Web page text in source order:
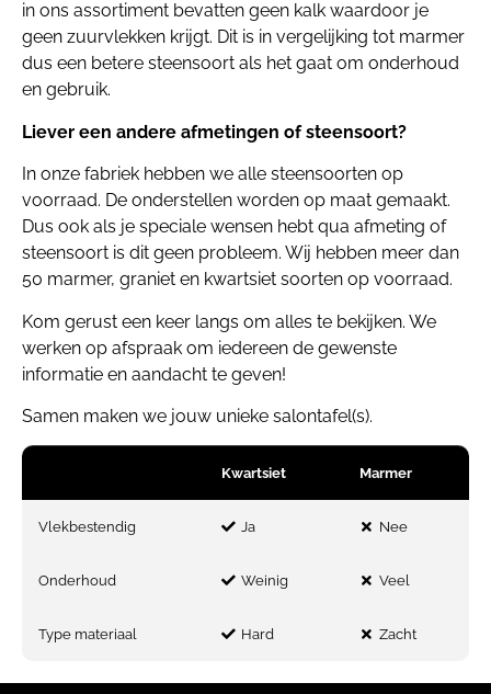
in ons assortiment bevatten geen kalk waardoor je
geen zuurvlekken krijgt. Dit is in vergelijking tot marmer
dus een betere steensoort als het gaat om onderhoud
en gebruik.
Liever een andere afmetingen of steensoort?
In onze fabriek hebben we alle steensoorten op
voorraad. De onderstellen worden op maat gemaakt.
Dus ook als je speciale wensen hebt qua afmeting of
steensoort is dit geen probleem. Wij hebben meer dan
50 marmer, graniet en kwartsiet soorten op voorraad.
Kom gerust een keer langs om alles te bekijken. We
werken op afspraak om iedereen de gewenste
informatie en aandacht te geven!
Samen maken we jouw unieke salontafel(s).
Kwartsiet Marmer
Vlekbestendig Ja Nee
Onderhoud Weinig Veel
Type materiaal Hard Zacht